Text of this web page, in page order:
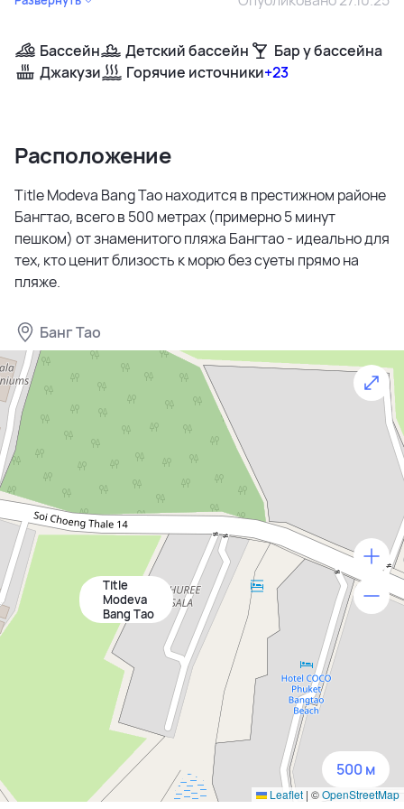
Бассейн Детский бассейн
Бар у бассейна
Джакузи
Горячие источники+23
Расположение
Title Modeva Bang Tao находится в престижном районе
Бангтао, всего в 500 метрах (примерно 5 минут
пешком) от знаменитого пляжа Бангтао - идеально для
тех, кто ценит близость к морю без суеты прямо на
пляже.
Банг Тао
Title
Modeva
Bang Tao
Leaflet | ©OpenStreetMap
500 м
500 м
1500 м
3 км
5 км